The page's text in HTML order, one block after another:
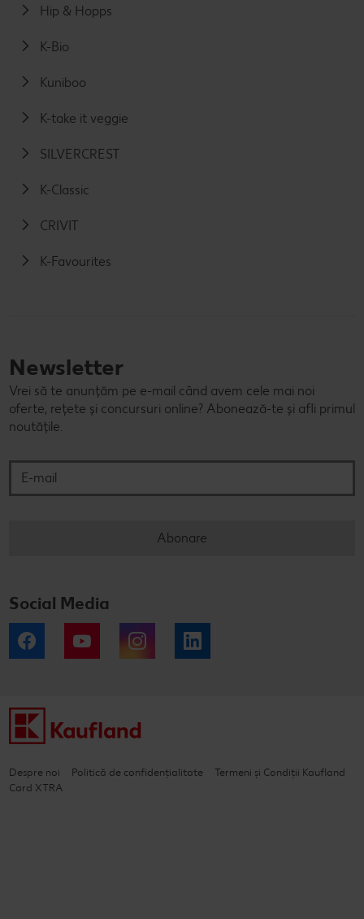
Hip & Hopps
K-Bio
Kuniboo
K-take it veggie
SILVERCREST
K-Classic
CRIVIT
K-Favourites
Newsletter
Vrei să te anunțăm pe e-mail când avem cele mai noi
oferte, rețete și concursuri online? Abonează-te și afli primul
noutățile.
Abonare
Social Media
Facebook YouTube Instagram
Despre noi Politică de confidențialitate
Termeni și Condiții Kaufland
Card XTRA